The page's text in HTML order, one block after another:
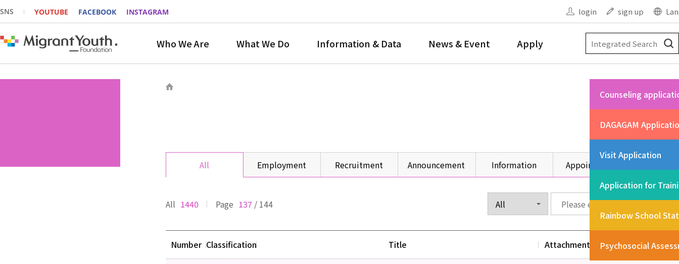
SNS YOUTUBE FACEBOOK INSTAGRAM login sign up
Who We Are What We Do Information & Data News & Event Apply
Counseling
DAGAGAM
Visit Application
Application for
Rainbow School
Psychosocial
All Employment Recruitment Announcement Information Appointment
All 1440 Page 137 / 144
Number Classification Title Attachment Date